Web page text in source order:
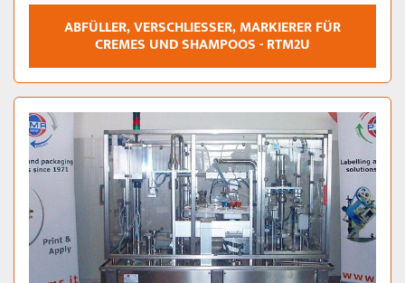
ABFÜLLER, VERSCHLIESSER, MARKIERER FÜR C
REMES UND SHAMPOOS - RTM2U